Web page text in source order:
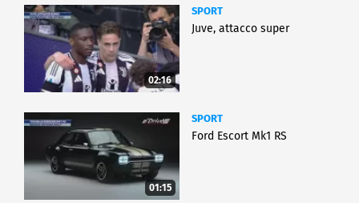
02:16
SPORT
Juve, attacco super
01:15
SPORT
Ford Escort Mk1 RS